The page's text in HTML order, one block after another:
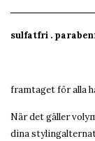
sulfatfri .
framtaget för alla
När det gäller
dina